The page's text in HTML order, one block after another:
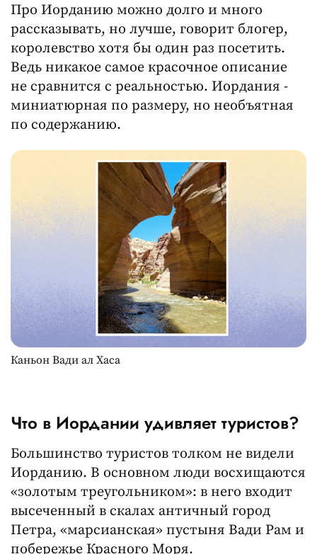
Про Иорданию можно долго и много
рассказывать, но лучше, говорит блогер,
королевство хотя бы один раз посетить.
Ведь никакое самое красочное описание
не сравнится с реальностью. Иордания -
миниатюрная по размеру, но необъятная
по содержанию.
Каньон Вади ал Хаса
Что в Иордании удивляет туристов?
Большинство туристов толком не видели
Иорданию. В основном люди восхищаются
«золотым треугольником»: в него входит
высеченный в скалах античный город
Петра, «марсианская» пустыня Вади Рам и
побережье Красного Моря.